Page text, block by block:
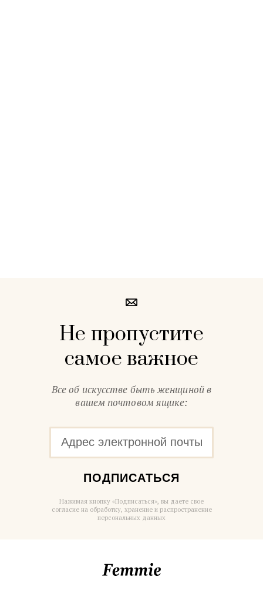
Не пропустите
самое важное
Все об искусстве быть женщиной в
вашем почтовом ящике:
ПОДПИСАТЬСЯ
Нажимая кнопку «Подписаться», вы даете свое
согласие на обработку, хранение и распространение
персональных данных